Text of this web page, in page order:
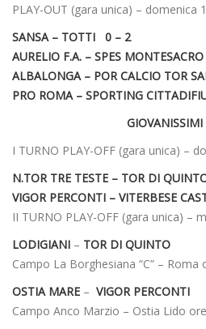
PLAY-OUT (gara unica) – domenica
SANSA – TOTTI 0 – 2
AURELIO F.A. – SPES
ALBALONGA – POR CALCIO TOR
PRO ROMA – SPORTING
GIOVANISSIMI
I TURNO PLAY-OFF (gara unica) –
N.TOR TRE TESTE – TOR DI
VIGOR PERCONTI – VITERBESE
II TURNO PLAY-OFF (gara unica) –
LODIGIANI – TOR DI QUINTO
Campo La Borghesiana “C” – Roma
OSTIA MARE – VIGOR PERCONTI
Campo Anco Marzio – Ostia Lido